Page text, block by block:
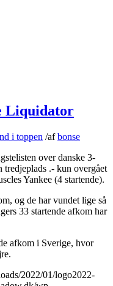
Liquidator
i toppen /afbonse
over danske 3-
tredjeplads .- kun overgået
Yankee (4 startende).
og de har vundet lige så
33 startende afkom har
afkom i Sverige, hvor
2022/01/logo2022-